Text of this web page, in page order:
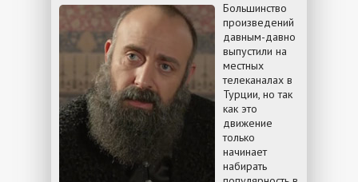
Большинство
произведений
давным-давно
выпустили на
местных
телеканалах в
Турции, но так
как это
движение
только
начинает
набирать